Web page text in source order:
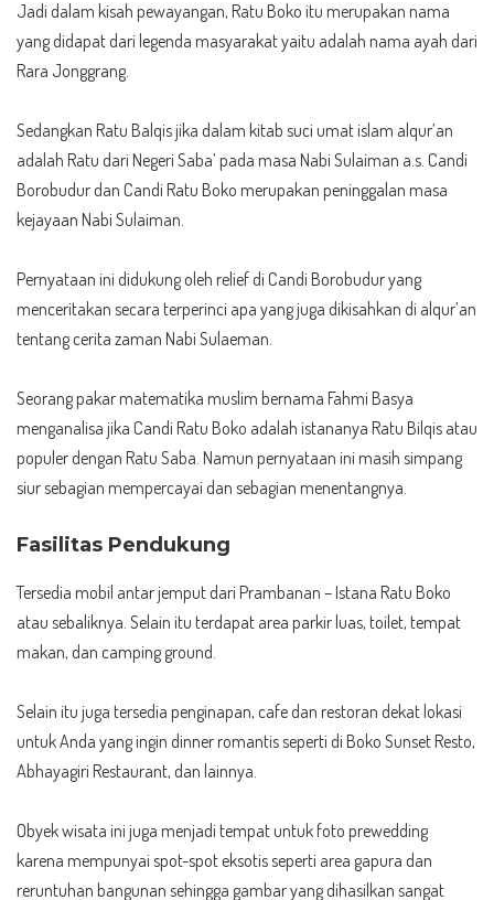
Jadi dalam kisah pewayangan, Ratu Boko itu merupakan nama
yang didapat dari legenda masyarakat yaitu adalah nama ayah dari
Rara Jonggrang.
Sedangkan Ratu Balqis jika dalam kitab suci umat islam alqur’an
adalah Ratu dari Negeri Saba’ pada masa Nabi Sulaiman a.s. Candi
Borobudur dan Candi Ratu Boko merupakan peninggalan masa
kejayaan Nabi Sulaiman.
Pernyataan ini didukung oleh relief di Candi Borobudur yang
menceritakan secara terperinci apa yang juga dikisahkan di alqur’an
tentang cerita zaman Nabi Sulaeman.
Seorang pakar matematika muslim bernama Fahmi Basya
menganalisa jika Candi Ratu Boko adalah istananya Ratu Bilqis atau
populer dengan Ratu Saba. Namun pernyataan ini masih simpang
siur sebagian mempercayai dan sebagian menentangnya.
Fasilitas Pendukung
Tersedia mobil antar jemput dari Prambanan – Istana Ratu Boko
atau sebaliknya. Selain itu terdapat area parkir luas, toilet, tempat
makan, dan camping ground.
Selain itu juga tersedia penginapan, cafe dan restoran dekat lokasi
untuk Anda yang ingin dinner romantis seperti di Boko Sunset Resto,
Abhayagiri Restaurant, dan lainnya.
Obyek wisata ini juga menjadi tempat untuk foto prewedding
karena mempunyai spot-spot eksotis seperti area gapura dan
reruntuhan bangunan sehingga gambar yang dihasilkan sangat